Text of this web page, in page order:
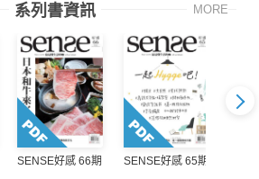
系列書資訊 MORE
SENSE好感 66期 SENSE好感 65期